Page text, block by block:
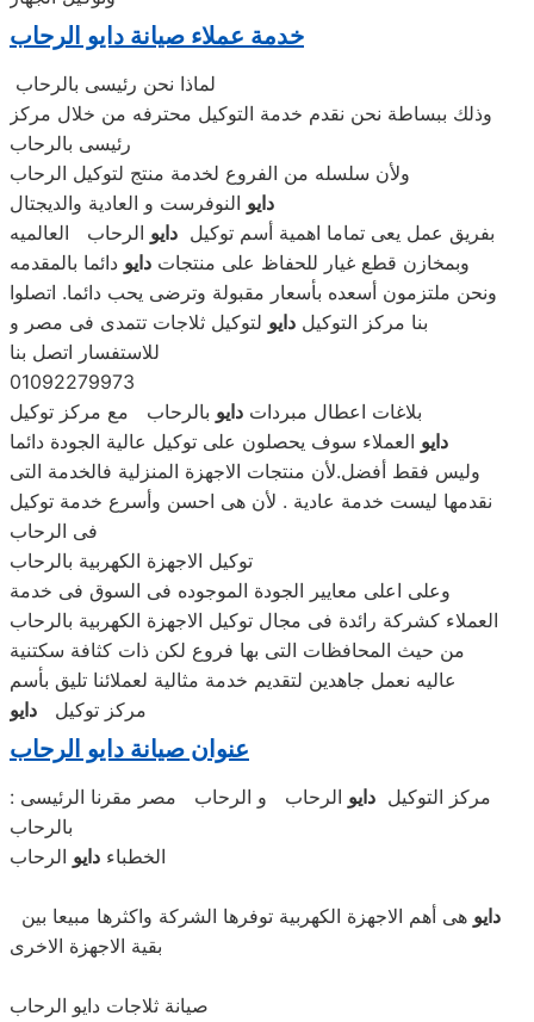
خدمة عملاء صيانة دايو الرحاب
لماذا نحن رئيسى بالرحاب
وذلك ببساطة نحن نقدم خدمة التوكيل محترفه من خلال مركز
رئيسى بالرحاب
ولأن سلسله من الفروع لخدمة منتج لتوكيل الرحاب
دايو النوفرست و العادية والديجتال
بفريق عمل يعى تماما اهمية أسم توكيل دايو الرحاب العالميه
وبمخازن قطع غيار للحفاظ على منتجات دايو دائما بالمقدمه
ونحن ملتزمون أسعده بأسعار مقبولة وترضى يحب دائما. اتصلوا
بنا مركز التوكيل دايو لتوكيل ثلاجات تتمدى فى مصر و
للاستفسار اتصل بنا
01092279973
بلاغات اعطال مبردات دايو بالرحاب مع مركز توكيل
دايو العملاء سوف يحصلون على توكيل عالية الجودة دائما
وليس فقط أفضل.لأن منتجات الاجهزة المنزلية فالخدمة التى
نقدمها ليست خدمة عادية . لأن هى احسن وأسرع خدمة توكيل
فى الرحاب
توكيل الاجهزة الكهربية بالرحاب
وعلى اعلى معايير الجودة الموجوده فى السوق فى خدمة
العملاء كشركة رائدة فى مجال توكيل الاجهزة الكهربية بالرحاب
من حيث المحافظات التى بها فروع لكن ذات كثافة سكتنية
عاليه نعمل جاهدين لتقديم خدمة مثالية لعملائنا تليق بأسم
مركز توكيل دايو
عنوان صيانة دايو الرحاب
: مركز التوكيل دايو الرحاب و الرحاب مصر مقرنا الرئيسى
بالرحاب
الخطباء دايو الرحاب
دايو هى أهم الاجهزة الكهربية توفرها الشركة واكثرها مبيعا بين
بقية الاجهزة الاخرى
صيانة ثلاجات دايو الرحاب